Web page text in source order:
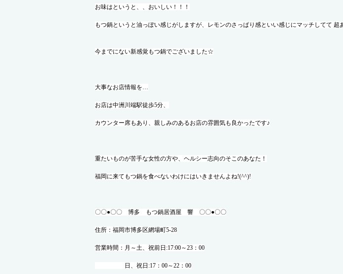
お味はというと、、おいしい！！！
もつ鍋というと油っぽい感じがしますが、レモンのさっぱり感といい感じにマッチしてて 超
今までにない新感覚もつ鍋でございました☆
大事なお店情報を…
お店は中洲川端駅徒歩5分、
カウンター席もあり、親しみのあるお店の雰囲気も良かったです♪
重たいものが苦手な女性の方や、ヘルシー志向のそこのあなた！
福岡に来てもつ鍋を食べないわけにはいきませんよね!(^^)!
〇〇●〇〇 博多 もつ鍋居酒屋 響 〇〇●〇〇
住所：福岡市博多区網場町5-28
営業時間：月～土、祝前日:17:00～23：00
日、祝日:17：00～22：00